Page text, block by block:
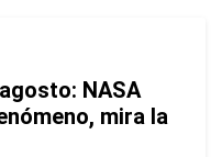
NASA
mira la